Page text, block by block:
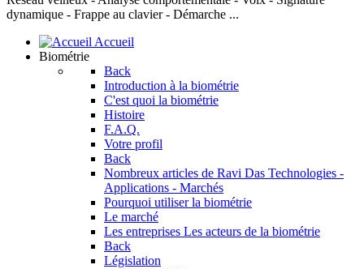
dynamique - Frappe au clavier - Démarche ...
Accueil
Biométrie
Back
Introduction à la biométrie
C'est quoi la biométrie
Histoire
F.A.Q.
Votre profil
Back
Nombreux articles de Ravi Das Technologies -
Applications - Marchés
Pourquoi utiliser la biométrie
Le marché
Les entreprises Les acteurs de la biométrie
Back
Législation